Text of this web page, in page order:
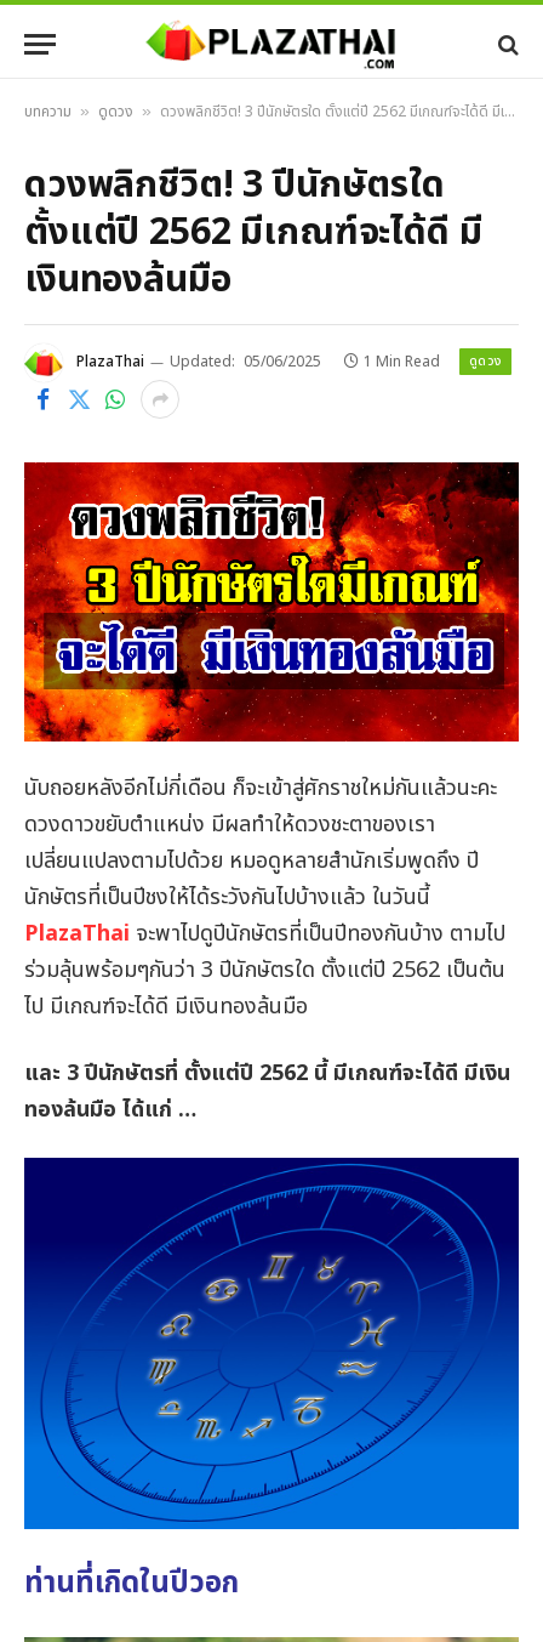
บทความ » ดูดวง » ดวงพลิกชีวิต! 3 ปีนักษัตรใด ตั้งแต่ปี 2562 มีเกณฑ์จะได้ดี มีเงินทองล้นมือ
ดวงพลิกชีวิต! 3 ปีนักษัตรใด
ตั้งแต่ปี 2562 มีเกณฑ์จะได้ดี มี
เงินทองล้นมือ
PlazaThai Updated: 05/06/2025 1 Min Read ดูดวง
นับถอยหลังอีกไม่กี่เดือน ก็จะเข้าสู่ศักราชใหม่กันแล้วนะคะ
ดวงดาวขยับตำแหน่ง มีผลทำให้ดวงชะตาของเรา
เปลี่ยนแปลงตามไปด้วย หมอดูหลายสำนักเริ่มพูดถึง ปี
นักษัตรที่เป็นปีชงให้ได้ระวังกันไปบ้างแล้ว ในวันนี้
PlazaThai จะพาไปดูปีนักษัตรที่เป็นปีทองกันบ้าง ตามไป
ร่วมลุ้นพร้อมๆกันว่า 3 ปีนักษัตรใด ตั้งแต่ปี 2562 เป็นต้น
ไป มีเกณฑ์จะได้ดี มีเงินทองล้นมือ
และ 3 ปีนักษัตรที่ ตั้งแต่ปี 2562 นี้ มีเกณฑ์จะได้ดี มีเงิน
ทองล้นมือ ได้แก่ …
ท่านที่เกิดในปีวอก